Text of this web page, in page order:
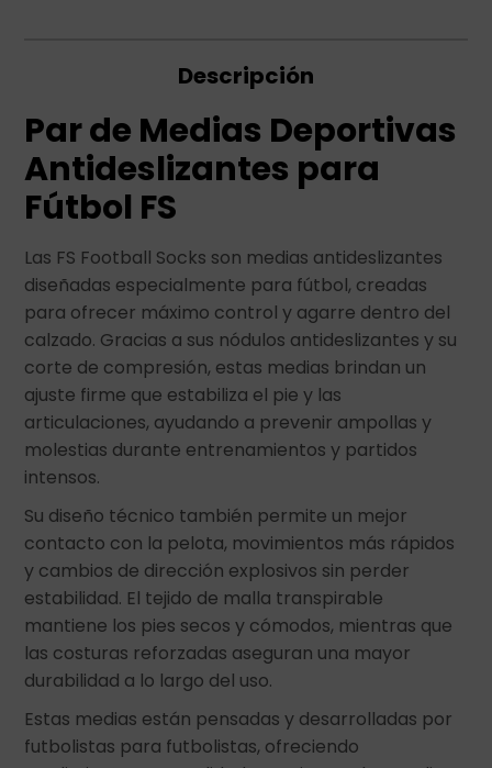
Descripción
Par de Medias Deportivas
Antideslizantes para
Fútbol FS
Las FS Football Socks son medias antideslizantes
diseñadas especialmente para fútbol, creadas
para ofrecer máximo control y agarre dentro del
calzado. Gracias a sus nódulos antideslizantes y su
corte de compresión, estas medias brindan un
ajuste firme que estabiliza el pie y las
articulaciones, ayudando a prevenir ampollas y
molestias durante entrenamientos y partidos
intensos.
Su diseño técnico también permite un mejor
contacto con la pelota, movimientos más rápidos
y cambios de dirección explosivos sin perder
estabilidad. El tejido de malla transpirable
mantiene los pies secos y cómodos, mientras que
las costuras reforzadas aseguran una mayor
durabilidad a lo largo del uso.
Estas medias están pensadas y desarrolladas por
futbolistas para futbolistas, ofreciendo